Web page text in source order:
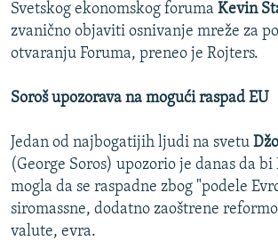
Svetskog ekonomskog foruma Kevin
zvanično objaviti osnivanje mreže za
otvaranju Foruma, preneo je Rojters.
Soroš upozorava na mogući raspad EU
Jedan od najbogatijih ljudi na svetu
(George Soros) upozorio je danas da
mogla da se raspadne zbog "podele
siromassne, dodatno zaoštrene
valute, evra.